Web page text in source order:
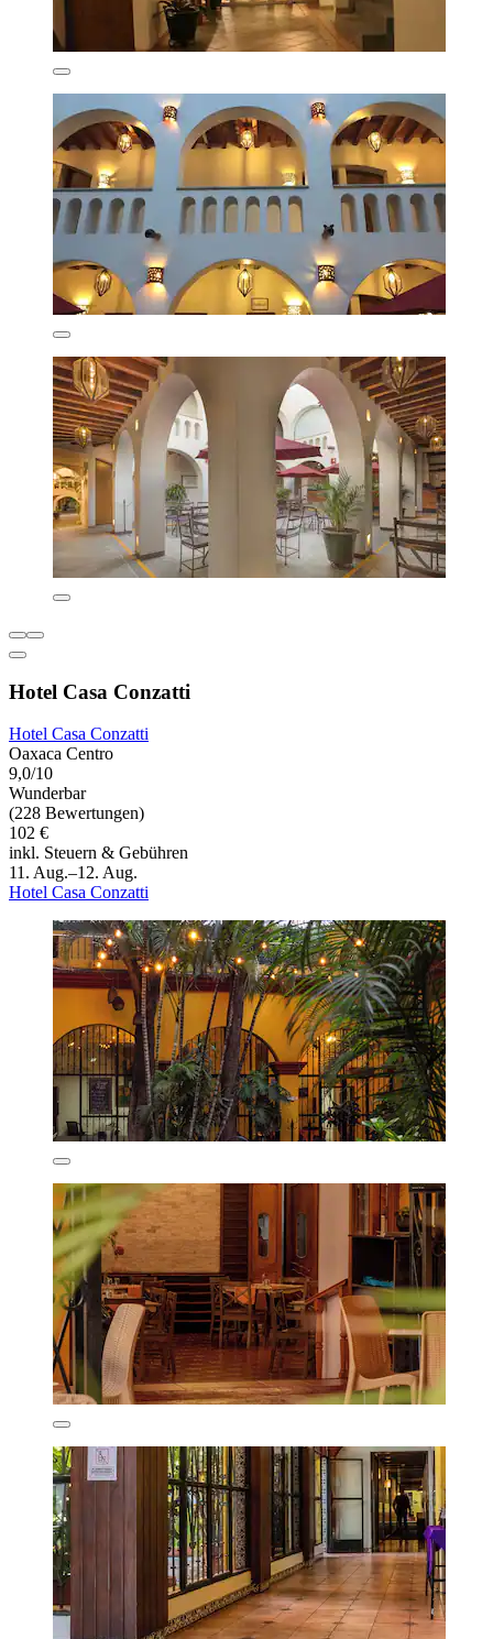
Hotel Casa Conzatti
Hotel Casa Conzatti
Oaxaca Centro
9,0/10
Wunderbar
(228 Bewertungen)
102 €
inkl. Steuern & Gebühren
11. Aug.–12. Aug.
Hotel Casa Conzatti